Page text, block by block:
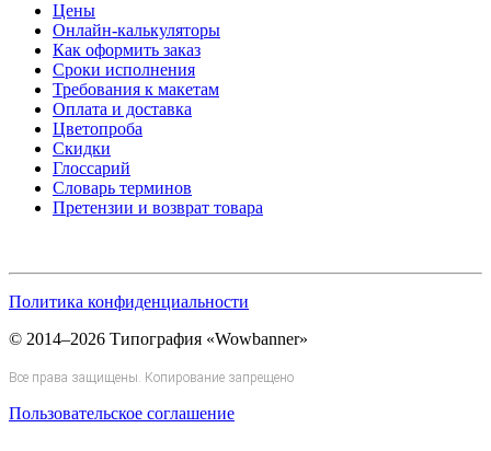
Цены
Онлайн-калькуляторы
Как оформить заказ
Сроки исполнения
Требования к макетам
Оплата и доставка
Цветопроба
Скидки
Глоссарий
Словарь терминов
Претензии и возврат товара
Политика конфиденциальности
© 2014–2026 Типография «Wowbanner»
Все права защищены. Копирование запрещено
Пользовательское соглашение